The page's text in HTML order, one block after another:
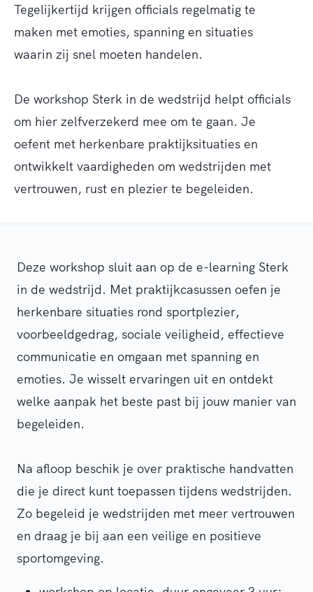
Tegelijkertijd krijgen officials regelmatig te
maken met emoties, spanning en situaties
waarin zij snel moeten handelen.
De workshop Sterk in de wedstrijd helpt officials
om hier zelfverzekerd mee om te gaan. Je
oefent met herkenbare praktijksituaties en
ontwikkelt vaardigheden om wedstrijden met
vertrouwen, rust en plezier te begeleiden.
Deze workshop sluit aan op de e-learning Sterk
in de wedstrijd. Met praktijkcasussen oefen je
herkenbare situaties rond sportplezier,
voorbeeldgedrag, sociale veiligheid, effectieve
communicatie en omgaan met spanning en
emoties. Je wisselt ervaringen uit en ontdekt
welke aanpak het beste past bij jouw manier van
begeleiden.
Na afloop beschik je over praktische handvatten
die je direct kunt toepassen tijdens wedstrijden.
Zo begeleid je wedstrijden met meer vertrouwen
en draag je bij aan een veilige en positieve
sportomgeving.